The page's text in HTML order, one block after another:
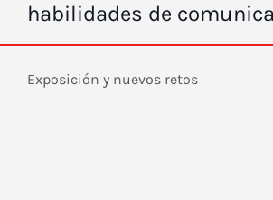
habilidades de
Exposición y nuevos retos